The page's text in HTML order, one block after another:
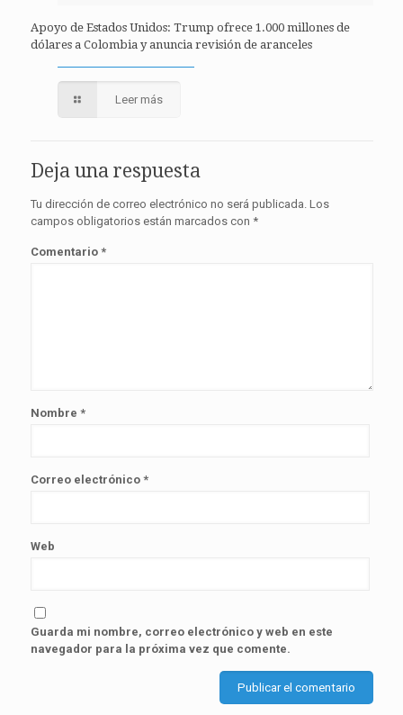
Apoyo de Estados Unidos: Trump ofrece 1.000 millones de
dólares a Colombia y anuncia revisión de aranceles
Leer más
Deja una respuesta
Tu dirección de correo electrónico no será publicada. Los
campos obligatorios están marcados con *
Comentario *
Nombre *
Correo electrónico *
Web
Guarda mi nombre, correo electrónico y web en este
navegador para la próxima vez que comente.